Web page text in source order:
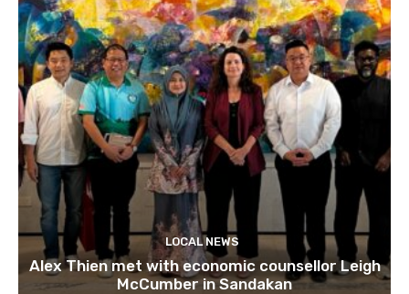
LOCAL NEWS
Alex Thien met with economic counsellor Leigh
McCumber in Sandakan